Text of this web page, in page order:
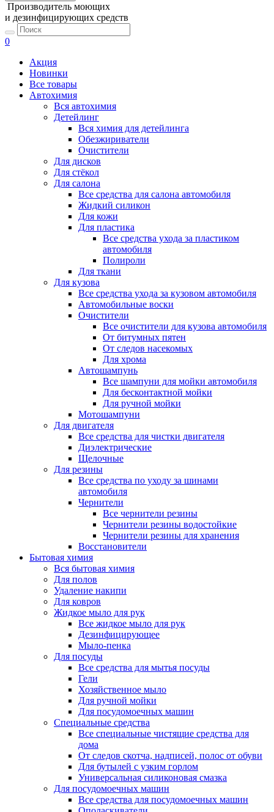
Производитель моющих
и дезинфицирующих средств
0
Акция
Новинки
Все товары
Автохимия
Вся автохимия
Детейлинг
Вся химия для детейлинга
Обезжириватели
Очистители
Для дисков
Для стёкол
Для салона
Все средства для салона автомобиля
Жидкий силикон
Для кожи
Для пластика
Все средства ухода за пластиком
автомобиля
Полироли
Для ткани
Для кузова
Все средства ухода за кузовом автомобиля
Автомобильные воски
Очистители
Все очистители для кузова автомобиля
От битумных пятен
От следов насекомых
Для хрома
Автошампунь
Все шампуни для мойки автомобиля
Для бесконтактной мойки
Для ручной мойки
Мотошампуни
Для двигателя
Все средства для чистки двигателя
Диэлектрические
Щелочные
Для резины
Все средства по уходу за шинами
автомобиля
Чернители
Все чернители резины
Чернители резины водостойкие
Чернители резины для хранения
Восстановители
Бытовая химия
Вся бытовая химия
Для полов
Удаление накипи
Для ковров
Жидкое мыло для рук
Все жидкое мыло для рук
Дезинфицирующее
Мыло-пенка
Для посуды
Все средства для мытья посуды
Гели
Хозяйственное мыло
Для ручной мойки
Для посудомоечных машин
Специальные средства
Все специальные чистящие средства для
дома
От следов скотча, надписей, полос от обуви
Для бутылей с узким горлом
Универсальная силиконовая смазка
Для посудомоечных машин
Все средства для посудомоечных машин